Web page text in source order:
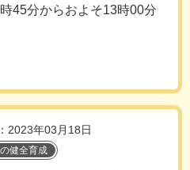
45分からおよそ13時00分
2023年03月18日
健全育成